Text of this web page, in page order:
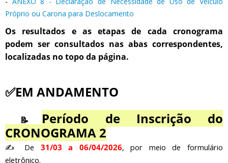
Próprio ou Carona para Deslocamento
Os resultados e as etapas de cada cronograma
podem ser consultados nas abas correspondentes,
localizadas no topo da página.
✅EM ANDAMENTO
📝 Período de Inscrição do
CRONOGRAMA 2
✍️ De 31/03 a 06/04/2026, por meio de formulário
eletrônico.